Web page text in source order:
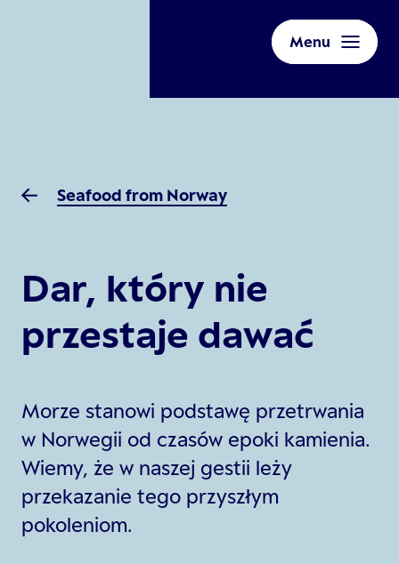
Menu
Seafood from Norway
Dar, który nie
przestaje dawać
Morze stanowi podstawę przetrwania
w Norwegii od czasów epoki kamienia.
Wiemy, że w naszej gestii leży
przekazanie tego przyszłym
pokoleniom.